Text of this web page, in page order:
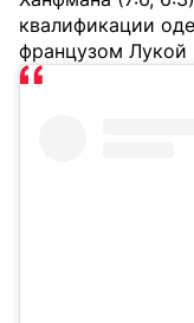
квалификации
французом Лукой